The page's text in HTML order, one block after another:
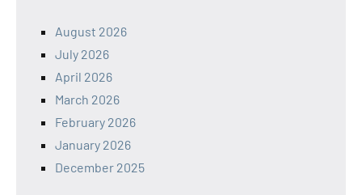
August 2026
July 2026
April 2026
March 2026
February 2026
January 2026
December 2025